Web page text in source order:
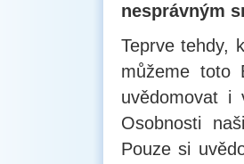
nesprávným
Teprve tehdy,
můžeme toto
uvědomovat i
Osobnosti
Pouze si